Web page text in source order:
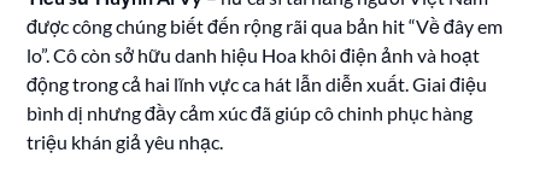
được công chúng biết đến rộng rãi qua bản hit “Về đây em
lo”. Cô còn sở hữu danh hiệu Hoa khôi điện ảnh và hoạt
động trong cả hai lĩnh vực ca hát lẫn diễn xuất. Giai điệu
bình dị nhưng đầy cảm xúc đã giúp cô chinh phục hàng
triệu khán giả yêu nhạc.